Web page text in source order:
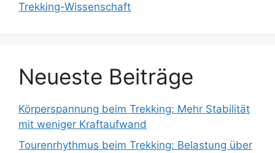
Trekking-Wissenschaft
Neueste Beiträge
Körperspannung beim Trekking: Mehr Stabilität
mit weniger Kraftaufwand
Tourenrhythmus beim Trekking: Belastung über